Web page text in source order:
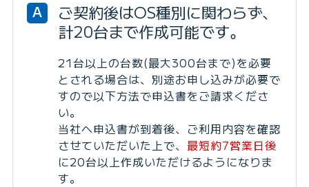
A
ご契約後はOS種別に関わらず、
計20台まで作成可能です。
21台以上の台数(最大300台まで)を必要
とされる場合は、別途お申し込みが必要で
すので以下方法で申込書をご請求くださ
い。
当社へ申込書が到着後、ご利用内容を確認
させていただいた上で、 最短約7営業日後
に20台以上作成いただけるようになりま
す。